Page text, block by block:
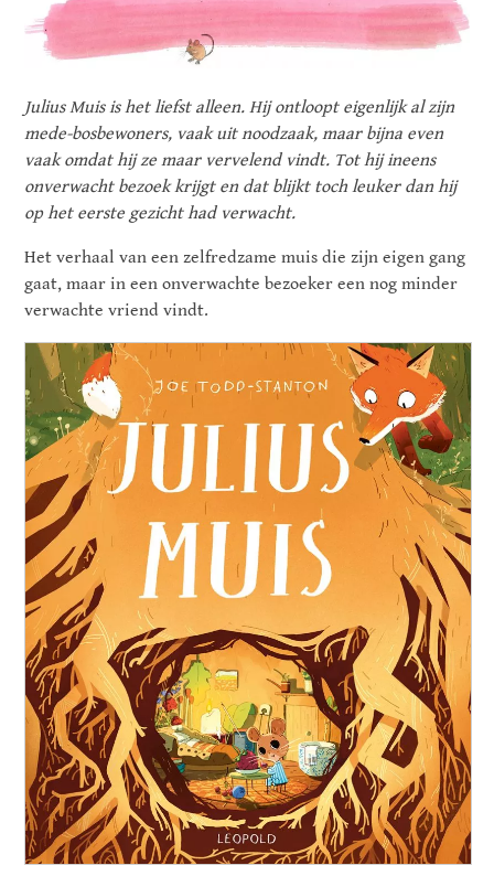
Julius Muis is het liefst alleen. Hij ontloopt eigenlijk al zijn
mede-bosbewoners, vaak uit noodzaak, maar bijna even
vaak omdat hij ze maar vervelend vindt. Tot hij ineens
onverwacht bezoek krijgt en dat blijkt toch leuker dan hij
op het eerste gezicht had verwacht.
Het verhaal van een zelfredzame muis die zijn eigen gang
gaat, maar in een onverwachte bezoeker een nog minder
verwachte vriend vindt.